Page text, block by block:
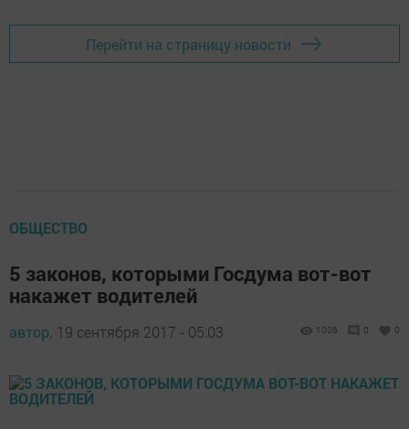
Перейти на страницу новости
ОБЩЕСТВО
5 законов, которыми Госдума вот-вот
накажет водителей
автор, 19 сентября 2017 - 05:03 1006 0 0